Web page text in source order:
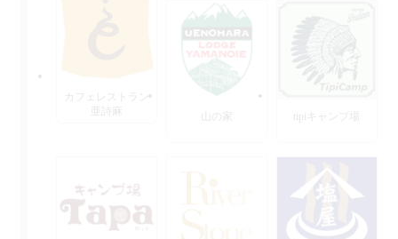
カフェレストラン
亜詩麻
山の家 tipiキャンプ場